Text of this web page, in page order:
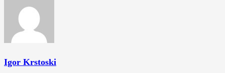
Igor Krstoski